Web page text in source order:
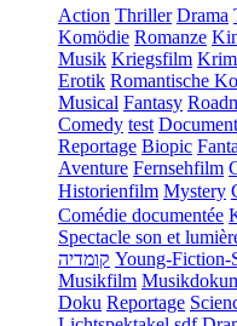
Action Thriller Drama
Komödie Romanze
Musik Kriegsfilm
Erotik Romantische
Musical Fantasy
Comedy test
Reportage Biopic
Aventure Fernsehfilm
Historienfilm Mystery
Comédie documentée
Spectacle son et
קומדיה Young-Fiction-
Musikfilm
Doku Reportage